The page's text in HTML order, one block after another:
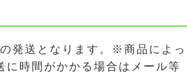
発送となります。※商品によっ
時間がかかる場合はメール等